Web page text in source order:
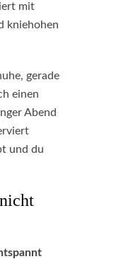
mit
kniehohen
gerade
einen
Abend
und du